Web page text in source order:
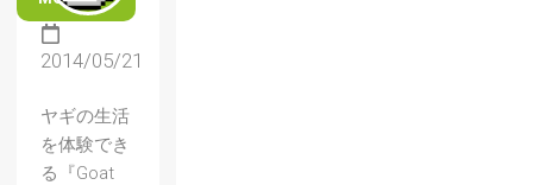
2014/05/21
ヤギの生活
を体験でき
る『Goat